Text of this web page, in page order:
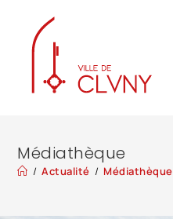
Médiathèque
/ Actualité / Médiathèque